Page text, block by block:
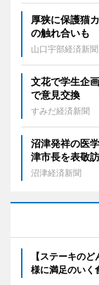
厚狭に保護猫
の触れ合いも
山口宇部経済新聞
文花で学生企
で意見交換
すみだ経済新聞
沼津発祥の医
津市長を表敬
沼津経済新聞
【ステーキの
様に満足のいく